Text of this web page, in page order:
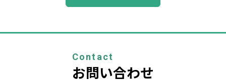
ー
Contact
お問い合わせ